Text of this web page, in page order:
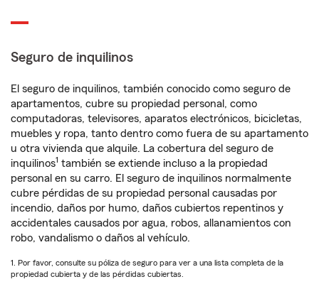
Seguro de inquilinos
El seguro de inquilinos, también conocido como seguro de
apartamentos, cubre su propiedad personal, como
computadoras, televisores, aparatos electrónicos, bicicletas,
muebles y ropa, tanto dentro como fuera de su apartamento
u otra vivienda que alquile. La cobertura del seguro de
inquilinos1 también se extiende incluso a la propiedad
personal en su carro. El seguro de inquilinos normalmente
cubre pérdidas de su propiedad personal causadas por
incendio, daños por humo, daños cubiertos repentinos y
accidentales causados por agua, robos, allanamientos con
robo, vandalismo o daños al vehículo.
1. Por favor, consulte su póliza de seguro para ver a una lista completa de la
propiedad cubierta y de las pérdidas cubiertas.